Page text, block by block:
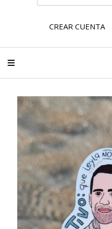
CREAR CUENTA